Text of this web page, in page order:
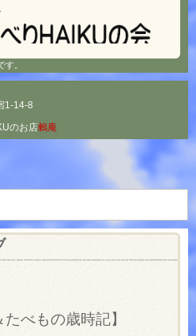
す。
1-14-8
のお店鶫庵
たべもの歳時記】